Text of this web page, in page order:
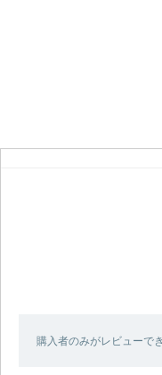
購入者のみがレビューで